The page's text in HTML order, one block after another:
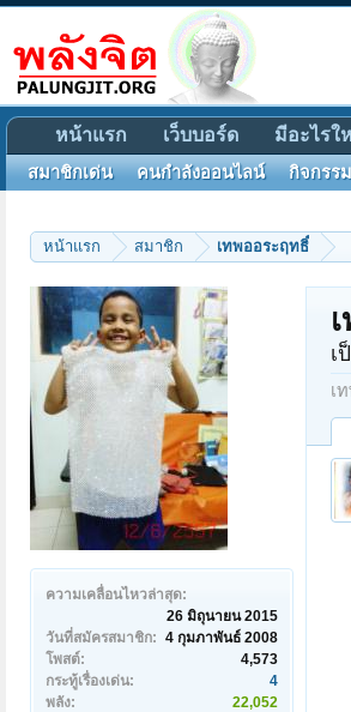
หน้าแรก สมาชิก เทพออระฤทธิ์
ความเคลื่อนไหวล่าสุด:
26 มิถุนายน 2015
วันที่สมัครสมาชิก: 4 กุมภาพันธ์ 2008
โพสต์:
4,573
กระทู้เรื่องเด่น:
4
พลัง:
22,052
เ
เ
หน้าแรก เว็บบอร์ด มีอะไรใ
สมาชิกเด่น คนกำลังออนไลน์ กิจกรร